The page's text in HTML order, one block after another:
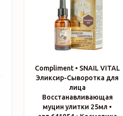
Compliment • SNAIL VITAL
Эликсир-Сыворотка для
лица
Восстанавливающая
муцин улитки 25мл •